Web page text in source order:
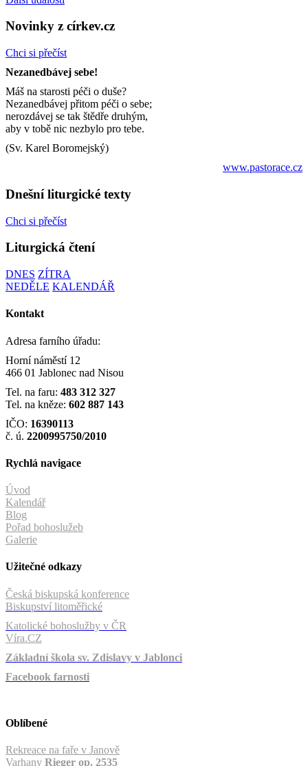
Novinky z církev.cz
Chci si přečíst
Nezanedbávej sebe!
Máš na starosti péči o duše?
Nezanedbávej přitom péči o sebe;
nerozdávej se tak štědře druhým,
aby v tobě nic nezbylo pro tebe.
(Sv. Karel Boromejský)
www.pastorace.cz
Dnešní liturgické texty
Chci si přečíst
Liturgická čtení
DNES ZÍTRA
NEDĚLE KALENDÁŘ
Kontakt
Adresa farního úřadu:
Horní náměstí 12
466 01 Jablonec nad Nisou
Tel. na faru: 483 312 327
Tel. na kněze: 602 887 143
IČO: 16390113
č. ú. 2200995750/2010
Rychlá navigace
Úvod
Kalendář
Blog
Pořad bohoslužeb
Galerie
Užitečné odkazy
Česká biskupská konference
Biskupství litoměřické
Katolické bohoslužby v ČR
Víra.CZ
Základní škola sv. Zdislavy v Jablonci
Facebook farnosti
Oblíbené
Rekreace na faře v Janově
Varhany Rieger op. 2535